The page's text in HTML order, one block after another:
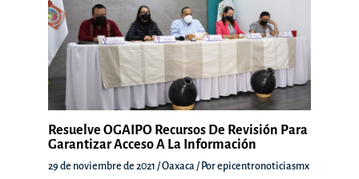
Resuelve OGAIPO Recursos De Revisión Para
Garantizar Acceso A La Información
29 de noviembre de 2021 /Oaxaca / Porepicentronoticiasmx